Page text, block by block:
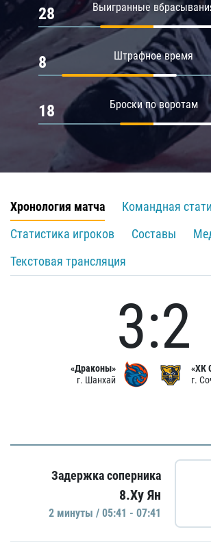
Выигранные
28
Штрафное время
8
Броски по воротам
18
Хронология матча
Командная
Статистика игроков
Составы
Текстовая трансляция
«Драконы»
г. Шанхай
3:2
«ХК
г.
Задержка соперника
8.Ху Ян
2 минуты / 05:41 - 07:41